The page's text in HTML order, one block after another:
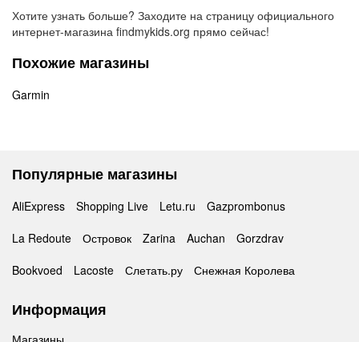
Хотите узнать больше? Заходите на страницу официального
интернет-магазина findmykids.org прямо сейчас!
Похожие магазины
Garmin
Популярные магазины
AliExpress Shopping Live Letu.ru
Gazprombonus
La Redoute
Островок Zarina Auchan
Gorzdrav
Bookvoed
Lacoste Слетать.ру Снежная Королева
Информация
Магазины